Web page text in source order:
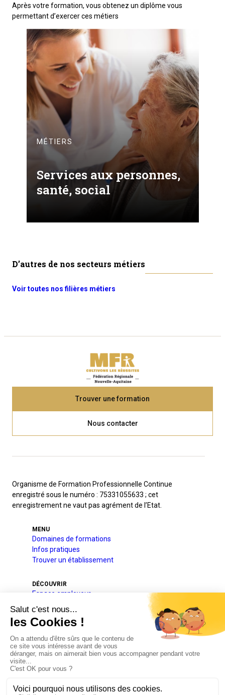
Après votre formation, vous obtenez un diplôme vous
permettant d’exercer ces métiers
MÉTIERS
Services aux personnes,
santé, social
D’autres de nos secteurs métiers
Voir toutes nos filières métiers
Trouver une formation
Nous contacter
Organisme de Formation Professionnelle Continue
enregistré sous le numéro : 75331055633 ; cet
enregistrement ne vaut pas agrément de l’Etat.
MENU
Domaines de formations
Infos pratiques
Trouver un établissement
DÉCOUVRIR
Espace employeur
Projets pédagogique et éducatif
Qui sommes-nous
Nos partenaires
Actualités